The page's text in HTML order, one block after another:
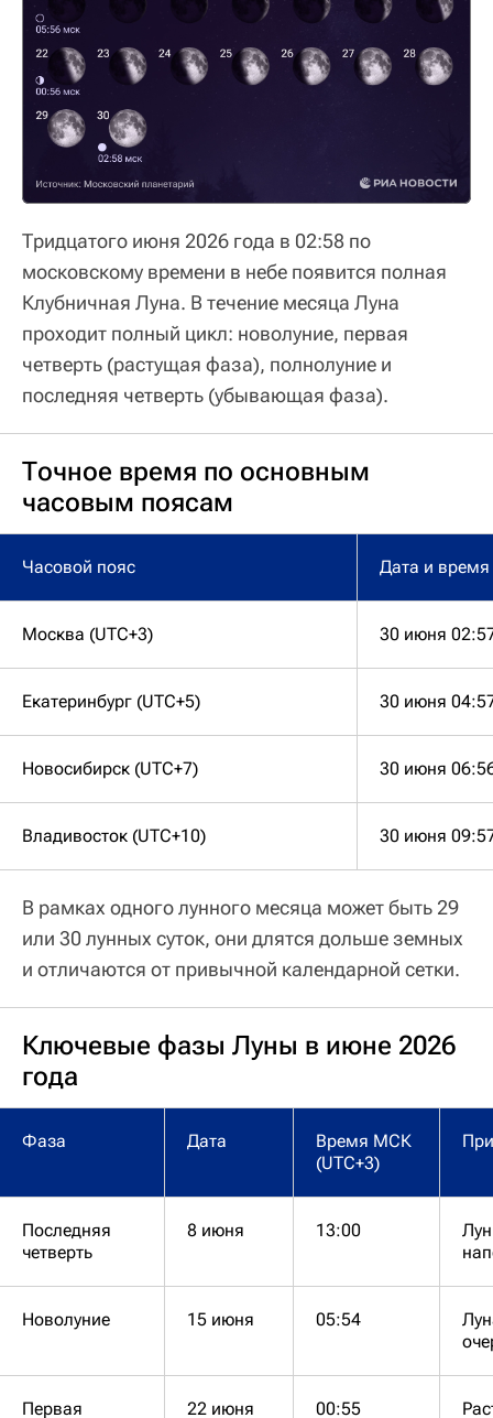
Тридцатого июня 2026 года в 02:58 по
московскому времени в небе появится полная
Клубничная Луна. В течение месяца Луна
проходит полный цикл: новолуние, первая
четверть (растущая фаза), полнолуние и
последняя четверть (убывающая фаза).
Точное время по основным
часовым поясам
Часовой пояс Дата и время
Москва (UTC+3) 30 июня
Екатеринбург (UTC+5) 30 июня
Новосибирск (UTC+7) 30 июня
Владивосток (UTC+10) 30 июня
В рамках одного лунного месяца может быть 29
или 30 лунных суток, они длятся дольше земных
и отличаются от привычной календарной сетки.
Ключевые фазы Луны в июне 2026
года
Фаза Дата
Время МСК
(UTC+3)
Последняя
четверть
8 июня 13:00
Новолуние 15 июня 05:54
Первая 22 июня 00:55